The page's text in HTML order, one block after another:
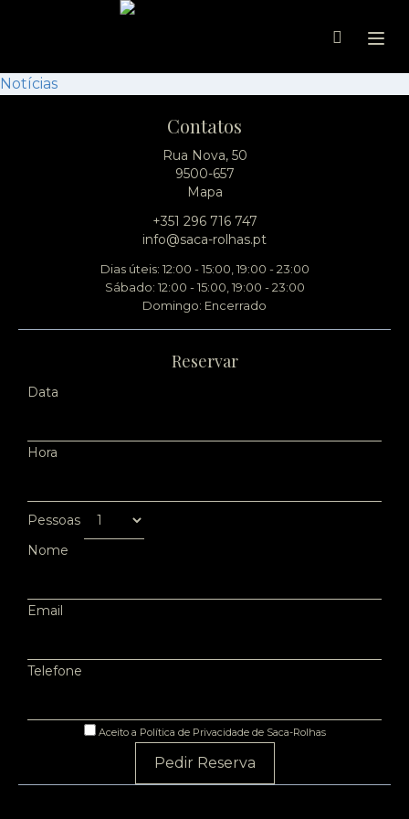
Notícias
Contatos
Rua Nova, 50
9500-657
Mapa
+351 296 716 747
info@saca-rolhas.pt
Dias úteis: 12:00 - 15:00, 19:00 - 23:00
Sábado: 12:00 - 15:00, 19:00 - 23:00
Domingo: Encerrado
Reservar
Data
Hora
Pessoas
Nome
Email
Telefone
Aceito a Política de Privacidade de Saca-Rolhas
Pedir Reserva